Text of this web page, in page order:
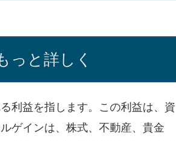
っと詳しく
利益を指します。この利益は、資
ゲインは、株式、不動産、貴金